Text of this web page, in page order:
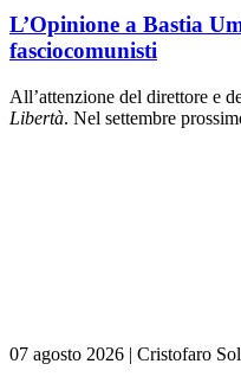
L’Opinione a Bastia
fasciocomunisti
All’attenzione del direttore e
Libertà. Nel settembre
07 agosto 2026 | Cristofaro